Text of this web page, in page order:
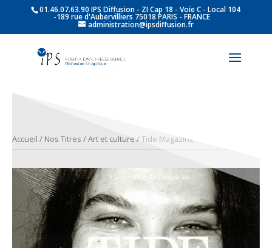
01.46.07.63.90 IPS Diffusion - ZI Cap 18 - Voie C - Local 104
-189 rue d'Aubervilliers 75018 PARIS - FRANCE
administration@ipsdiffusion.fr
Accueil / Nos Titres /Art et culture / Tide Magazine